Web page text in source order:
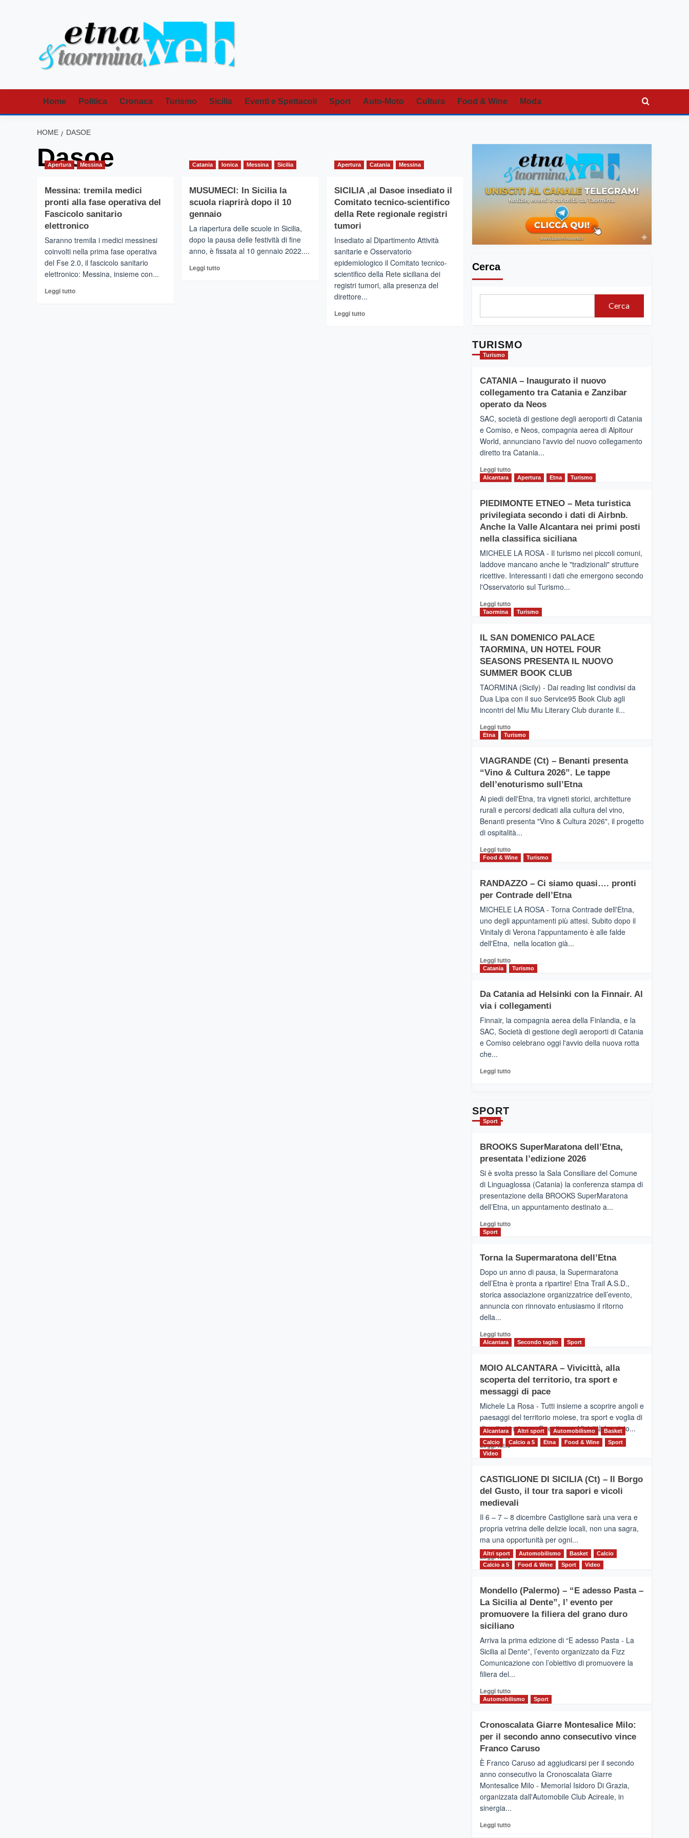
Home Politica Cronaca Turismo Sicilia Eventi e Spettacoli Sport Auto-Moto Cultura Food & Wine Moda
HOME DASOE
Dasoe
Apertura Messina
Messina: tremila medici
pronti alla fase operativa del
Fascicolo sanitario
elettronico
Saranno tremila i medici messinesi
coinvolti nella prima fase operativa
del Fse 2.0, il fascicolo sanitario
elettronico: Messina, insieme con...
Leggi tuttoLeggi
Catania Ionica Messina Sicilia
MUSUMECI: In Sicilia la
scuola riaprirà dopo il 10
gennaio
La riapertura delle scuole in Sicilia,
dopo la pausa delle festività di fine
anno, è fissata al 10 gennaio 2022....
Leggi tuttoLeggi
Apertura Catania Messina
SICILIA ,al Dasoe insediato il
Comitato tecnico-scientifico
della Rete regionale registri
tumori
Insediato al Dipartimento Attività
sanitarie e Osservatorio
epidemiologico il Comitato tecnico-
scientifico della Rete siciliana dei
registri tumori, alla presenza del
direttore...
Leggi tuttoLeggi
Cerca
Cerca
TURISMO
Turismo
CATANIA – Inaugurato il nuovo
collegamento tra Catania e Zanzibar
operato da Neos
SAC, società di gestione degli aeroporti di Catania
e Comiso, e Neos, compagnia aerea di Alpitour
World, annunciano l'avvio del nuovo collegamento
diretto tra Catania...
Leggi tuttoLeggi
CATANIA
–
Inaugurato
il
collegamento
tra
Catania
e
operato
da
Alcantara Apertura Etna Turismo
PIEDIMONTE ETNEO – Meta turistica
privilegiata secondo i dati di Airbnb.
Anche la Valle Alcantara nei primi posti
nella classifica siciliana
MICHELE LA ROSA - Il turismo nei piccoli comuni,
laddove mancano anche le "tradizionali" strutture
ricettive. Interessanti i dati che emergono secondo
l'Osservatorio sul Turismo...
Leggi tuttoLeggi
PIEDIMONTE
ETNEO
–
Meta
privilegiata
secondo
i
di
Airbnb.
la
Valle
Alcantara
nei
primi
classifica
siciliana
Taormina Turismo
IL SAN DOMENICO PALACE
TAORMINA, UN HOTEL FOUR
SEASONS PRESENTA IL NUOVO
SUMMER BOOK CLUB
TAORMINA (Sicily) - Dai reading list condivisi da
Dua Lipa con il suo Service95 Book Club agli
incontri del Miu Miu Literary Club durante il...
Leggi tuttoLeggi
di
IL
SAN
DOMENICO
TAORMINA,
UN
HOTEL
FOUR
PRESENTA
IL
SUMMER
BOOK
CLUB
Etna Turismo
VIAGRANDE (Ct) – Benanti presenta
“Vino & Cultura 2026”. Le tappe
dell’enoturismo sull’Etna
Ai piedi dell'Etna, tra vigneti storici, architetture
rurali e percorsi dedicati alla cultura del vino,
Benanti presenta "Vino & Cultura 2026", il progetto
di ospitalità...
Leggi tuttoLeggi
di
VIAGRANDE
(Ct)
–
presenta
“Vino
&
2026”.
Le
dell’enoturismo
sull’Etna
Food & Wine Turismo
RANDAZZO – Ci siamo quasi…. pronti
per Contrade dell’Etna
MICHELE LA ROSA - Torna Contrade dell'Etna,
uno degli appuntamenti più attesi. Subito dopo il
Vinitaly di Verona l'appuntamento è alle falde
dell'Etna, nella location già...
Leggi tuttoLeggi
di
RANDAZZO
–
siamo
quasi….
pronti
dell’Etna
Catania Turismo
Da Catania ad Helsinki con la Finnair. Al
via i collegamenti
Finnair, la compagnia aerea della Finlandia, e la
SAC, Società di gestione degli aeroporti di Catania
e Comiso celebrano oggi l'avvio della nuova rotta
che...
Leggi tuttoLeggi
con
la
Al
via
i
collegamenti
SPORT
Sport
BROOKS SuperMaratona dell’Etna,
presentata l’edizione 2026
Si è svolta presso la Sala Consiliare del Comune
di Linguaglossa (Catania) la conferenza stampa di
presentazione della BROOKS SuperMaratona
dell’Etna, un appuntamento destinato a...
Leggi tuttoLeggi
BROOKS
SuperMaratona
dell’Etna,
presentata
l’edizione
2026
Sport
Torna la Supermaratona dell’Etna
Dopo un anno di pausa, la Supermaratona
dell’Etna è pronta a ripartire! Etna Trail A.S.D.,
storica associazione organizzatrice dell’evento,
annuncia con rinnovato entusiasmo il ritorno
della...
Leggi tuttoLeggi
Torna
la
Supermaratona
Alcantara Secondo taglio Sport
MOIO ALCANTARA – Vivicittà, alla
scoperta del territorio, tra sport e
messaggi di pace
Michele La Rosa - Tutti insieme a scoprire angoli e
paesaggi del territorio moiese, tra sport e voglia di
divertirsi insieme. Quest'anno Vivicittà ha visto...
Leggi tuttoLeggi
MOIO
ALCANTARA
–
alla
scoperta
del
territorio,
tra
sport
messaggi
di
Alcantara Altri sport Automobilismo
Basket
Calcio
Calcio a 5 Etna Food & Wine
Sport
Video
CASTIGLIONE DI SICILIA (Ct) – Il Borgo
del Gusto, il tour tra sapori e vicoli
medievali
Il 6 – 7 – 8 dicembre Castiglione sarà una vera e
propria vetrina delle delizie locali, non una sagra,
ma una opportunità per ogni...
Leggi tuttoLeggi
CASTIGLIONE
DI
SICILIA
(Ct)
Il
Borgo
del
tour
tra
vicoli
medievali
Altri sport Automobilismo Basket
Calcio
Calcio a 5
Food & Wine Sport Video
Mondello (Palermo) – “E adesso Pasta –
La Sicilia al Dente”, l’ evento per
promuovere la filiera del grano duro
siciliano
Arriva la prima edizione di “E adesso Pasta - La
Sicilia al Dente”, l’evento organizzato da Fizz
Comunicazione con l’obiettivo di promuovere la
filiera del...
Leggi tuttoLeggi
di
Mondello
(Palermo)
–
adesso
Pasta
–
La
Dente”,
Automobilismo Sport
Cronoscalata Giarre Montesalice Milo:
per il secondo anno consecutivo vince
Franco Caruso
È Franco Caruso ad aggiudicarsi per il secondo
anno consecutivo la Cronoscalata Giarre
Montesalice Milo - Memorial Isidoro Di Grazia,
organizzata dall'Automobile Club Acireale, in
sinergia...
Leggi tuttoLeggi